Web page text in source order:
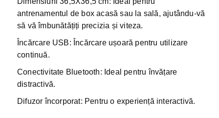
antrenamentul de box acasă sau la sală, ajutându-vă
să vă îmbunătățiți precizia și viteza.
Încărcare USB: Încărcare ușoară pentru utilizare
continuă.
Conectivitate Bluetooth: Ideal pentru învățare
distractivă.
Difuzor încorporat: Pentru o experiență interactivă.